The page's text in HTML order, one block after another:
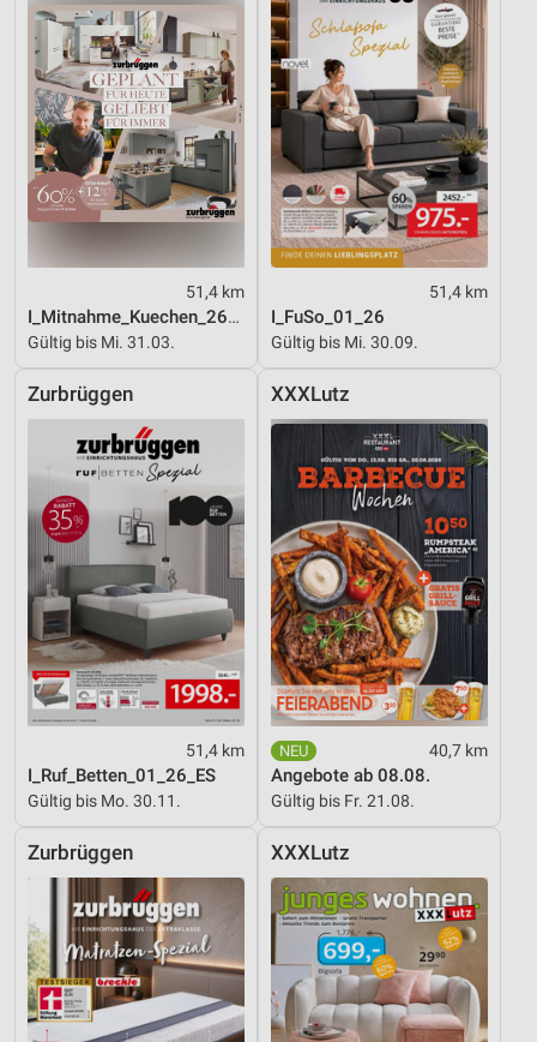
51,4 km
I_Mitnahme_Kuechen_26_ES
Gültig bis Mi. 31.03.
51,4 km
I_FuSo_01_26
Gültig bis Mi. 30.09.
Zurbrüggen
51,4 km
I_Ruf_Betten_01_26_ES
Gültig bis Mo. 30.11.
XXXLutz
40,7 km
Angebote ab 08.08.
Gültig bis Fr. 21.08.
Zurbrüggen XXXLutz